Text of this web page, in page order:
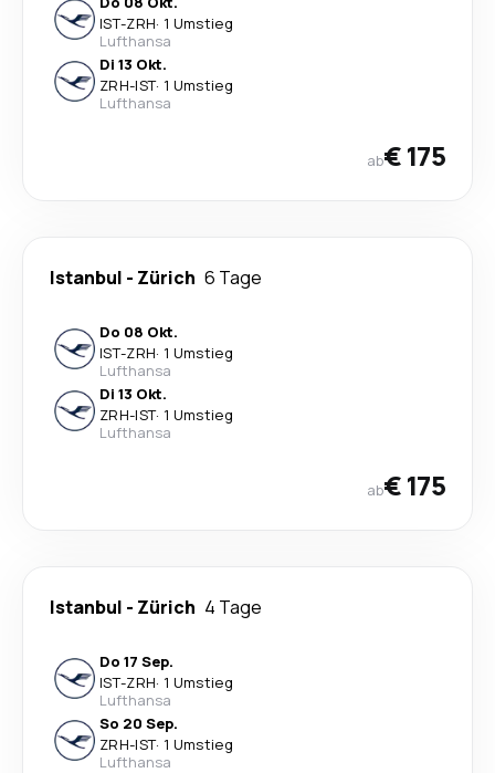
IST-ZRH· 1 Umstieg
Lufthansa
Di 13 Okt.
ZRH-IST· 1 Umstieg
Lufthansa
ab€ 175
Istanbul - Zürich 6 Tage
Do 08 Okt.
IST-ZRH· 1 Umstieg
Lufthansa
Di 13 Okt.
ZRH-IST· 1 Umstieg
Lufthansa
ab€ 175
Istanbul - Zürich 4 Tage
Do 17 Sep.
IST-ZRH· 1 Umstieg
Lufthansa
So 20 Sep.
ZRH-IST· 1 Umstieg
Lufthansa